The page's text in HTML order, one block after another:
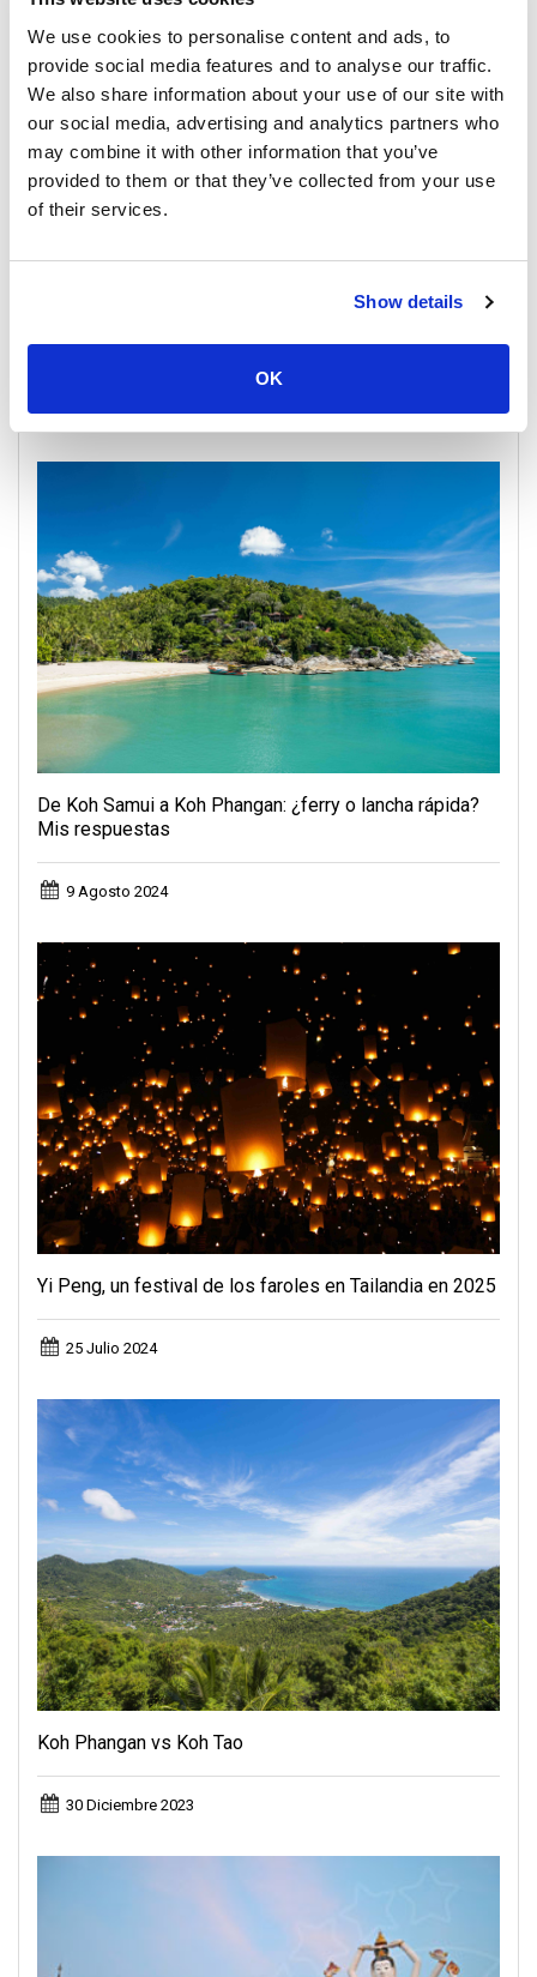
We use cookies to personalise content and ads, to
provide social media features and to analyse our traffic.
We also share information about your use of our site with
our social media, advertising and analytics partners who
may combine it with other information that you’ve
provided to them or that they’ve collected from your use
of their services.
Show details
OK
Una guía de viaje: De Surat Thani a Koh Samui en ferry
19 Agosto 2024
De Koh Samui a Koh Phangan: ¿ferry o lancha rápida?
Mis respuestas
9 Agosto 2024
Yi Peng, un festival de los faroles en Tailandia en 2025
25 Julio 2024
Koh Phangan vs Koh Tao
30 Diciembre 2023